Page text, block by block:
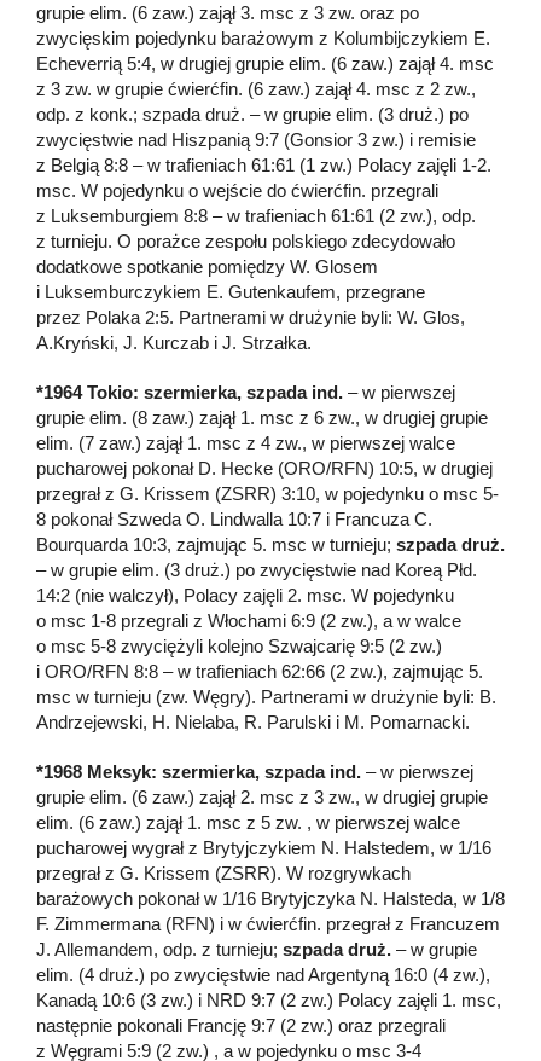
grupie elim. (6 zaw.) zajął 3. msc z 3 zw. oraz po
zwycięskim pojedynku barażowym z Kolumbijczykiem E.
Echeverrią 5:4, w drugiej grupie elim. (6 zaw.) zajął 4. msc
z 3 zw. w grupie ćwierćfin. (6 zaw.) zajął 4. msc z 2 zw.,
odp. z konk.; szpada druż. – w grupie elim. (3 druż.) po
zwycięstwie nad Hiszpanią 9:7 (Gonsior 3 zw.) i remisie
z Belgią 8:8 – w trafieniach 61:61 (1 zw.) Polacy zajęli 1-2.
msc. W pojedynku o wejście do ćwierćfin. przegrali
z Luksemburgiem 8:8 – w trafieniach 61:61 (2 zw.), odp.
z turnieju. O porażce zespołu polskiego zdecydowało
dodatkowe spotkanie pomiędzy W. Glosem
i Luksemburczykiem E. Gutenkaufem, przegrane
przez Polaka 2:5. Partnerami w drużynie byli: W. Glos,
A.Kryński, J. Kurczab i J. Strzałka.
*1964 Tokio: szermierka, szpada ind. – w pierwszej
grupie elim. (8 zaw.) zajął 1. msc z 6 zw., w drugiej grupie
elim. (7 zaw.) zajął 1. msc z 4 zw., w pierwszej walce
pucharowej pokonał D. Hecke (ORO/RFN) 10:5, w drugiej
przegrał z G. Krissem (ZSRR) 3:10, w pojedynku o msc 5-
8 pokonał Szweda O. Lindwalla 10:7 i Francuza C.
Bourquarda 10:3, zajmując 5. msc w turnieju; szpada druż.
– w grupie elim. (3 druż.) po zwycięstwie nad Koreą Płd.
14:2 (nie walczył), Polacy zajęli 2. msc. W pojedynku
o msc 1-8 przegrali z Włochami 6:9 (2 zw.), a w walce
o msc 5-8 zwyciężyli kolejno Szwajcarię 9:5 (2 zw.)
i ORO/RFN 8:8 – w trafieniach 62:66 (2 zw.), zajmując 5.
msc w turnieju (zw. Węgry). Partnerami w drużynie byli: B.
Andrzejewski, H. Nielaba, R. Parulski i M. Pomarnacki.
*1968 Meksyk: szermierka, szpada ind. – w pierwszej
grupie elim. (6 zaw.) zajął 2. msc z 3 zw., w drugiej grupie
elim. (6 zaw.) zajął 1. msc z 5 zw. , w pierwszej walce
pucharowej wygrał z Brytyjczykiem N. Halstedem, w 1/16
przegrał z G. Krissem (ZSRR). W rozgrywkach
barażowych pokonał w 1/16 Brytyjczyka N. Halsteda, w 1/8
F. Zimmermana (RFN) i w ćwierćfin. przegrał z Francuzem
J. Allemandem, odp. z turnieju; szpada druż. – w grupie
elim. (4 druż.) po zwycięstwie nad Argentyną 16:0 (4 zw.),
Kanadą 10:6 (3 zw.) i NRD 9:7 (2 zw.) Polacy zajęli 1. msc,
następnie pokonali Francję 9:7 (2 zw.) oraz przegrali
z Węgrami 5:9 (2 zw.) , a w pojedynku o msc 3-4